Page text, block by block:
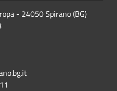
- 24050 Spirano (BG)